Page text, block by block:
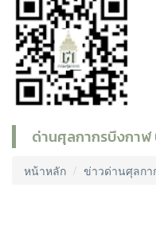
ด่านศุลกากรบึงกาฬ
หน้าหลัก ข่าวด่านศุลกา